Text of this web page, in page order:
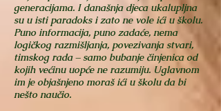
generacijama. I današnja djeca ukalupljna
su u isti paradoks i zato ne vole ići u školu.
Puno informacija, puno zadaće, nema
logičkog razmišljanja, povezivanja stvari,
timskog rada – samo bubanje činjenica od
kojih većinu uopće ne razumiju. Uglavnom
im je objašnjeno moraš ići u školu da bi
nešto naučio.